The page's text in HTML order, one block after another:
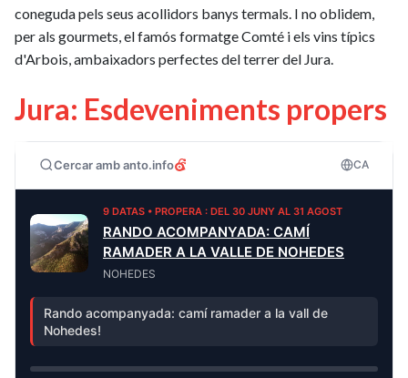
coneguda pels seus acollidors banys termals. I no oblidem,
per als gourmets, el famós formatge Comté i els vins típics
d'Arbois, ambaixadors perfectes del terrer del Jura.
Jura: Esdeveniments propers
Cercar amb anto.info CA
9 DATAS • PROPERA : DEL 30 JUNY AL 31 AGOST
RANDO ACOMPANYADA: CAMÍ
RAMADER A LA VALLE DE NOHEDES
NOHEDES
Rando acompanyada: camí ramader a la vall de
Nohedes!